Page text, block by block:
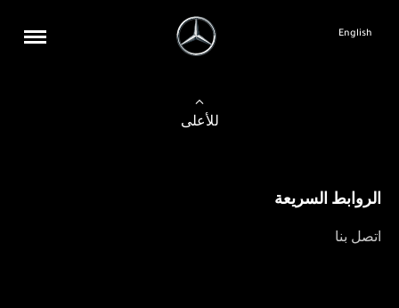
English
للأعلى
الروابط السريعة
اتصل بنا